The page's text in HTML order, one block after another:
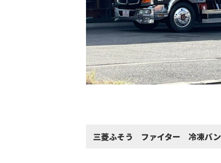
三菱ふそう ファイター 冷凍バ